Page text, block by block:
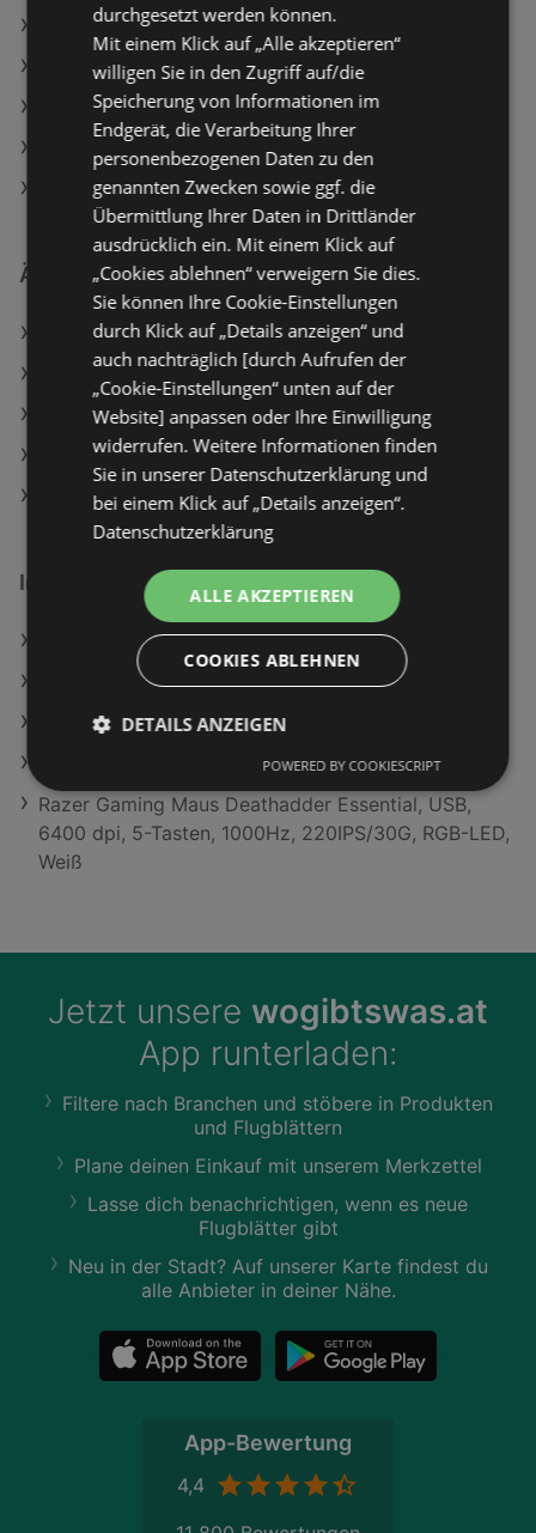
Aktuelle HOFER Flugblätter
Aktuelle PENNY Flugblätter
Aktuelle Maximarkt Flugblätter
Aktuelle BILLA Flugblätter
Aktuelle SPAR Flugblätter
Ähnliche Händler
Lidl Angebote
BILLA Angebote
BILLA PLUS Angebote
Travel FREE Angebote
Maximarkt Angebote
Interessantes auf wogibtswas.at
Apfel-Himbeere-Kirsche Angebote
Eckes-Granini Austria GmbH Filialen in Fiss
Bresser Funk-Wetterstation Angebote
Herdumbauschrank MERLE Grau/Eichefarben
Razer Gaming Maus Deathadder Essential, USB,
6400 dpi, 5-Tasten, 1000Hz, 220IPS/30G, RGB-LED,
Weiß
Jetzt unsere wogibtswas.at
App runterladen:
Filtere nach Branchen und stöbere in Produkten
und Flugblättern
Plane deinen Einkauf mit unserem Merkzettel
Lasse dich benachrichtigen, wenn es neue
Flugblätter gibt
Neu in der Stadt? Auf unserer Karte findest du
alle Anbieter in deiner Nähe.
App-Bewertung
4,4
durchgesetzt werden können.
Mit einem Klick auf „Alle akzeptieren“
willigen Sie in den Zugriff auf/die
Speicherung von Informationen im
Endgerät, die Verarbeitung Ihrer
personenbezogenen Daten zu den
genannten Zwecken sowie ggf. die
Übermittlung Ihrer Daten in Drittländer
ausdrücklich ein. Mit einem Klick auf
„Cookies ablehnen“ verweigern Sie dies.
Sie können Ihre Cookie-Einstellungen
durch Klick auf „Details anzeigen“ und
auch nachträglich [durch Aufrufen der
„Cookie-Einstellungen“ unten auf der
Website] anpassen oder Ihre Einwilligung
widerrufen. Weitere Informationen finden
Sie in unserer Datenschutzerklärung und
bei einem Klick auf „Details anzeigen“.
Datenschutzerklärung
ALLE AKZEPTIEREN
COOKIES ABLEHNEN
DETAILS ANZEIGEN
POWERED BY COOKIESCRIPT